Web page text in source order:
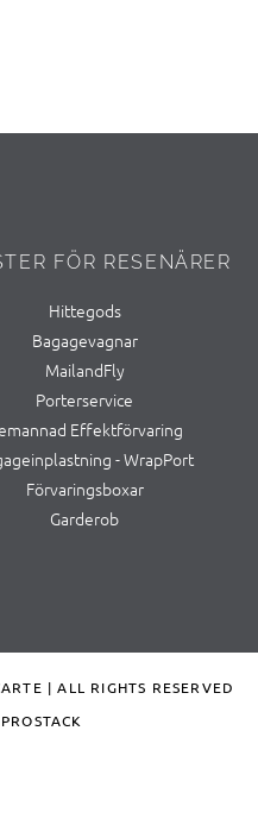
FÖR RESENÄRER
Hittegods
Bagagevagnar
MailandFly
Porterservice
Effektförvaring
- WrapPort
Förvaringsboxar
Garderob
| ALL RIGHTS RESERVED